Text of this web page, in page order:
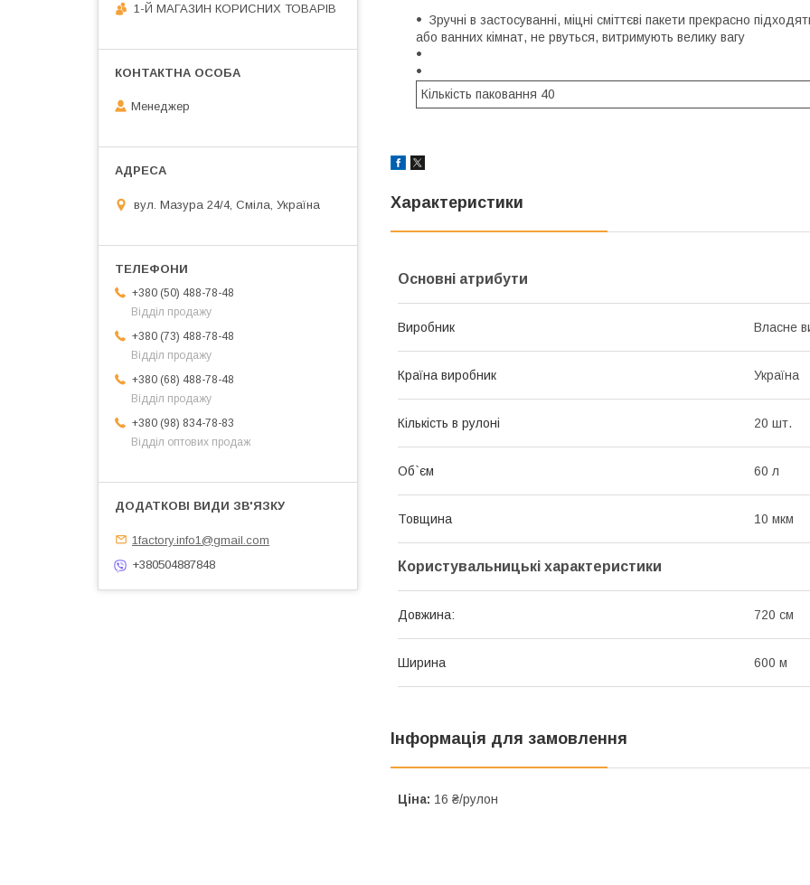
Зручні в застосуванні, міцні сміттєві пакети прекрасно
або ванних кімнат, не рвуться, витримують велику вагу
Кількість паковання 40
Характеристики
Основні атрибути
Виробник Власне
Країна виробник Україна
Кількість в рулоні 20 шт.
Об`єм 60 л
Товщина 10 мкм
Користувальницькі характеристики
Довжина: 720 см
Ширина 600 м
Інформація для замовлення
Ціна: 16 ₴/рулон
1-Й МАГАЗИН КОРИСНИХ ТОВАРІВ
Менеджер
вул. Мазура 24/4, Сміла, Україна
+380 (50) 488-78-48
Відділ продажу
+380 (73) 488-78-48
Відділ продажу
+380 (68) 488-78-48
Відділ продажу
+380 (98) 834-78-83
Відділ оптових продаж
1factory.info1@gmail.com
+380504887848